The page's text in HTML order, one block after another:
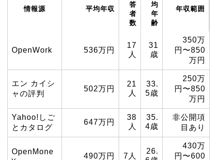
情報源 平均年収
答
者
数
均
年
齢
年収範囲
OpenWork 536万円
17
人
31
歳
350万
円〜850
万円
エン カイシ
ャの評判
502万円
21
人
33.
5歳
250万
円〜850
万円
Yahoo!しご
とカタログ
647万円
38
人
35.
4歳
非公開項
目あり
OpenMone
490万円 7人
26.
430万
円〜600